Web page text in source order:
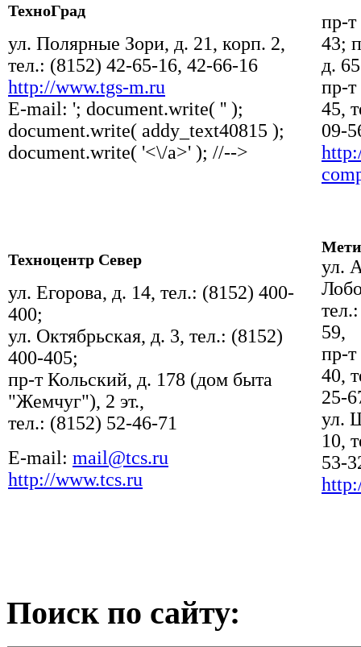
ТехноГрад
ул. Полярные Зори, д. 21, корп. 2,
тел.: (8152) 42-65-16, 42-66-16
http://www.tgs-m.ru
E-mail: '; document.write( '' );
document.write( addy_text40815 );
document.write( '<\/a>' ); //-->
пр-
43;
д.
пр-
45,
09-
Техноцентр Север
ул. Егорова, д. 14, тел.: (8152) 400-
400;
ул. Октябрьская, д. 3, тел.: (8152)
400-405;
пр-т Кольский, д. 178 (дом быта
"Жемчуг"), 2 эт.,
тел.: (8152) 52-46-71
E-mail: mail@tcs.ru
http://www.tcs.ru
ул.
59,
пр-
40,
25-
ул.
10,
53-
Поиск по сайту: